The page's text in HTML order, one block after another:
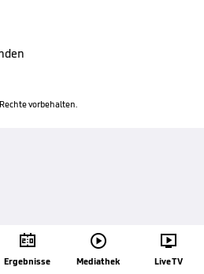

Ergebnisse

Mediathek

Live TV
vorbehalten.